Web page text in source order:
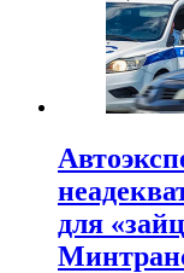
для